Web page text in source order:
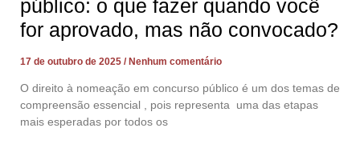
público: o que fazer quando você
for aprovado, mas não convocado?
17 de outubro de 2025 Nenhum comentário
O direito à nomeação em concurso público é um dos temas de
compreensão essencial , pois representa uma das etapas
mais esperadas por todos os